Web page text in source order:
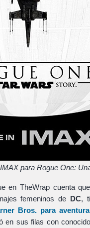
para Rogue One:
en TheWrap cuenta
femeninos de DC,
Bros.para
en sus filas con